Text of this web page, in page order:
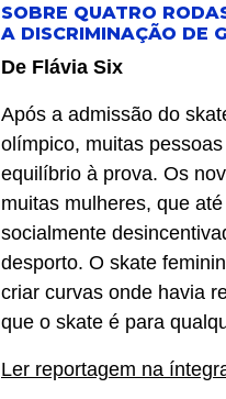
SOBRE QUATRO
A DISCRIMINAÇÃO DE
De Flávia Six
Após a admissão do
olímpico, muitas
equilíbrio à prova. Os
muitas mulheres, que
socialmente
desporto. O skate
criar curvas onde havia
que o skate é para
Ler reportagem na